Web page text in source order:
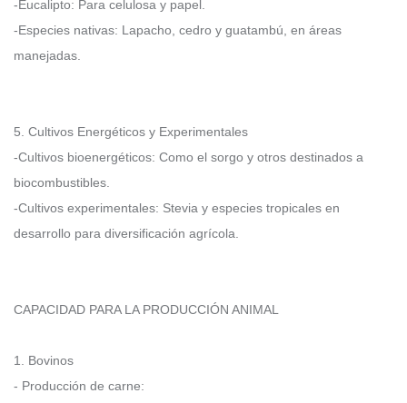
-Eucalipto: Para celulosa y papel.
-Especies nativas: Lapacho, cedro y guatambú, en áreas
manejadas.
5. Cultivos Energéticos y Experimentales
-Cultivos bioenergéticos: Como el sorgo y otros destinados a
biocombustibles.
-Cultivos experimentales: Stevia y especies tropicales en
desarrollo para diversificación agrícola.
CAPACIDAD PARA LA PRODUCCIÓN ANIMAL
1. Bovinos
- Producción de carne: